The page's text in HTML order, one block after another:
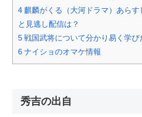
4 麒麟がくる（大河ドラマ）あら
と見逃し配信は？
5 戦国武将について分かり易く学び
6 ナイショのオマケ情報
秀吉の出自